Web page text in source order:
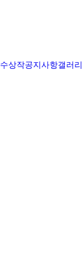
수상작공지사항갤러리